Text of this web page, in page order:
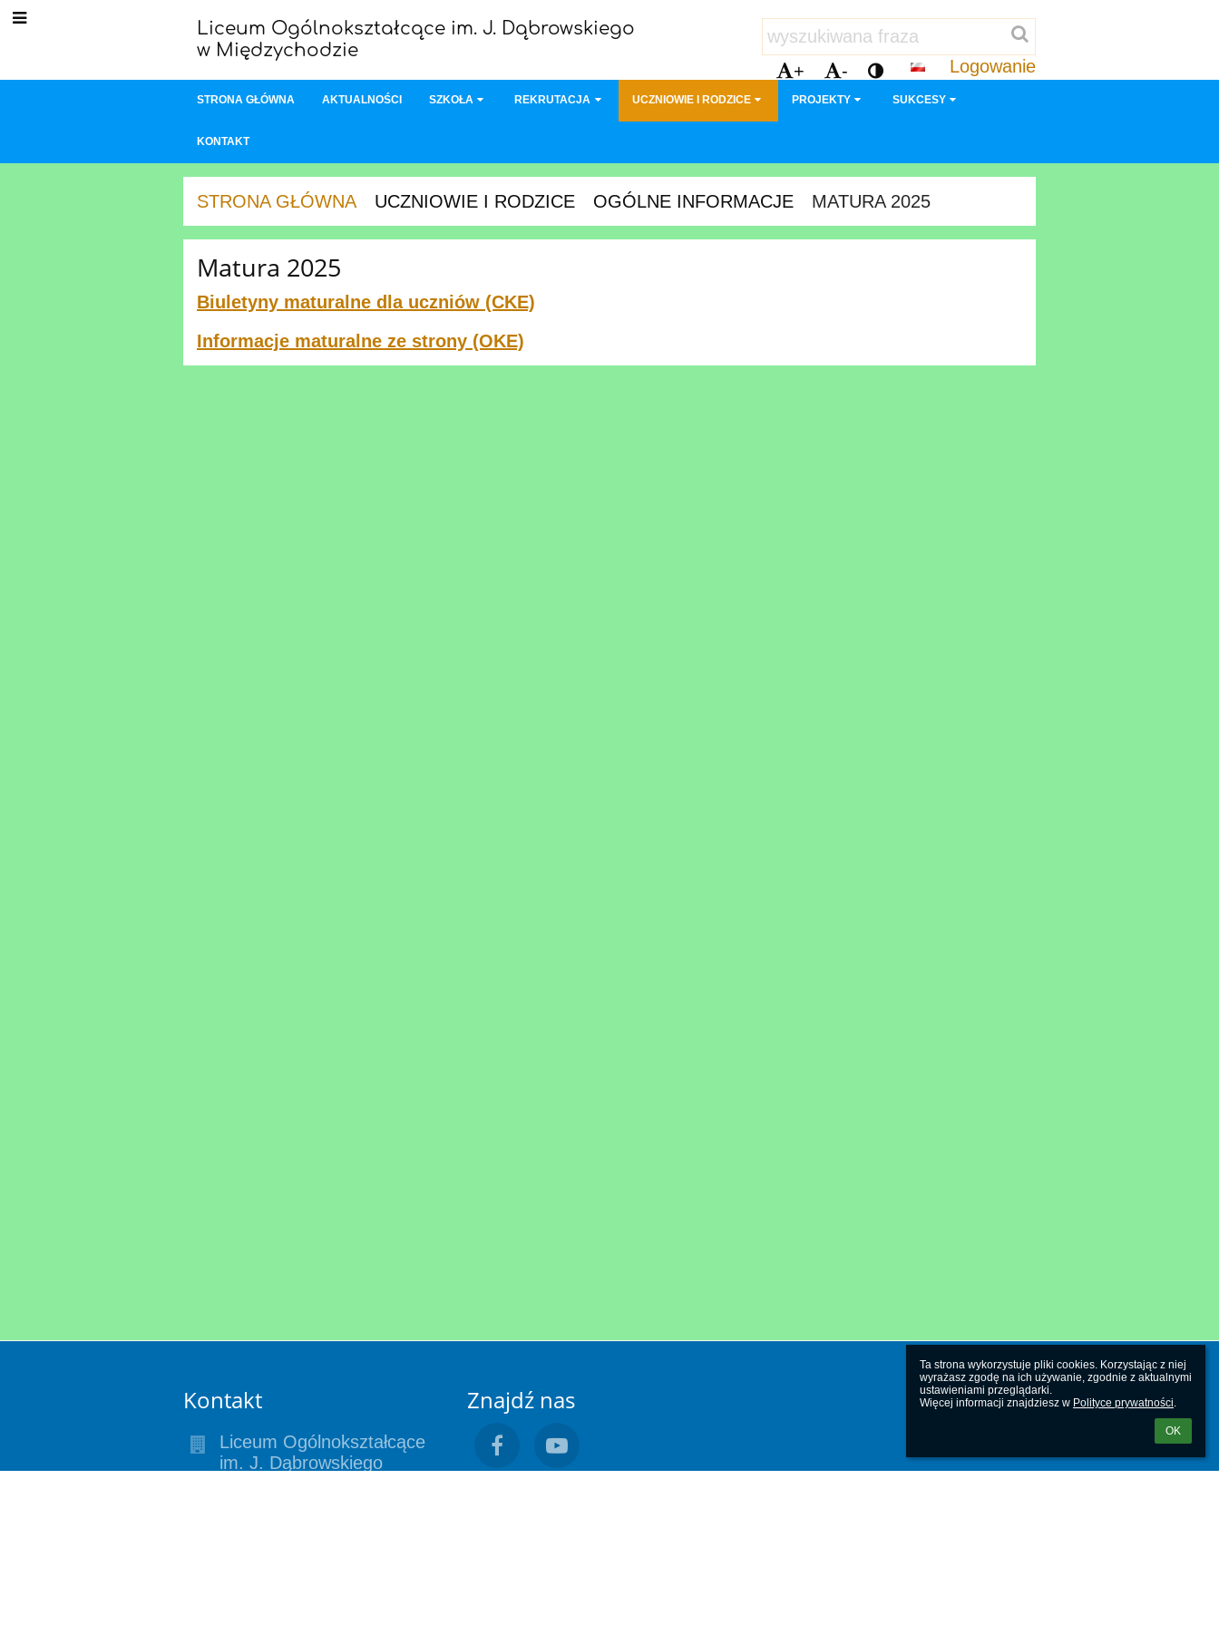
Ta strona wykorzystuje pliki cookies. Korzystając z niej
wyrażasz zgodę na ich używanie, zgodnie z aktualnymi
ustawieniami przeglądarki.
Więcej informacji znajdziesz w Polityce prywatności.
OK
Liceum Ogólnokształcące im. J. Dąbrowskiego
w Międzychodzie
+ - Logowanie
STRONA GŁÓWNA AKTUALNOŚCI SZKOŁA REKRUTACJA UCZNIOWIE I RODZICE PROJEKTY SUKCESY
KONTAKT
STRONA GŁÓWNA UCZNIOWIE I RODZICE OGÓLNE INFORMACJE MATURA 2025
Matura
2025
Matura 2025
Biuletyny maturalne dla uczniów (CKE)
Informacje maturalne ze strony (OKE)
Kontakt
Liceum Ogólnokształcące
im. J. Dąbrowskiego
Znajdź nas